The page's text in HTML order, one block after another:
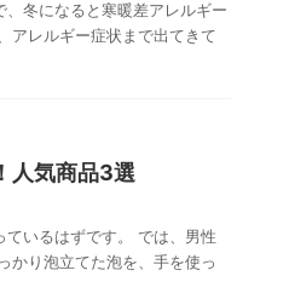
冬になると寒暖差アレルギー
アレルギー症状まで出てきて
人気商品3選
いるはずです。 では、男性
かり泡立てた泡を、手を使っ